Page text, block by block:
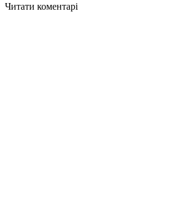
Читати коментарі